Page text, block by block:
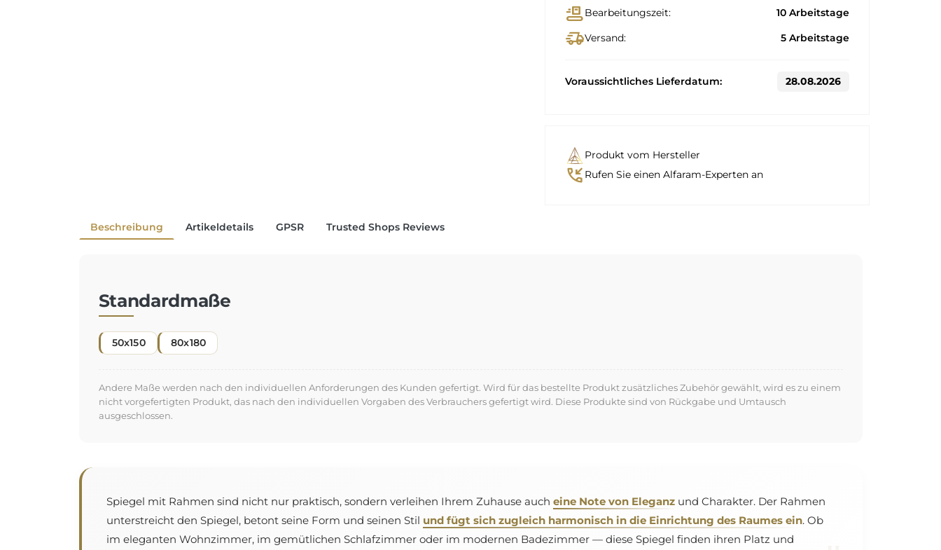
conveyor_beltBearbeitungszeit: 10 Arbeitstage
delivery_truck_speedVersand: 5 Arbeitstage
Voraussichtliches Lieferdatum: 28.08.2026
Produkt vom Hersteller
phone_callback Rufen Sie einen Alfaram-Experten an
Beschreibung Artikeldetails GPSR Trusted Shops Reviews
Standardmaße
50x150 80x180
Andere Maße werden nach den individuellen Anforderungen des Kunden gefertigt. Wird für das bestellte Produkt zusätzliches Zubehör gewählt, wird es zu einem
nicht vorgefertigten Produkt, das nach den individuellen Vorgaben des Verbrauchers gefertigt wird. Diese Produkte sind von Rückgabe und Umtausch
ausgeschlossen.
Spiegel mit Rahmen sind nicht nur praktisch, sondern verleihen Ihrem Zuhause auch eine Note von Eleganzund Charakter. Der Rahmen
unterstreicht den Spiegel, betont seine Form und seinen Stil und fügt sich zugleich harmonisch in die Einrichtung des Raumes ein. Ob
im eleganten Wohnzimmer, im gemütlichen Schlafzimmer oder im modernen Badezimmer — diese Spiegel finden ihren Platz und